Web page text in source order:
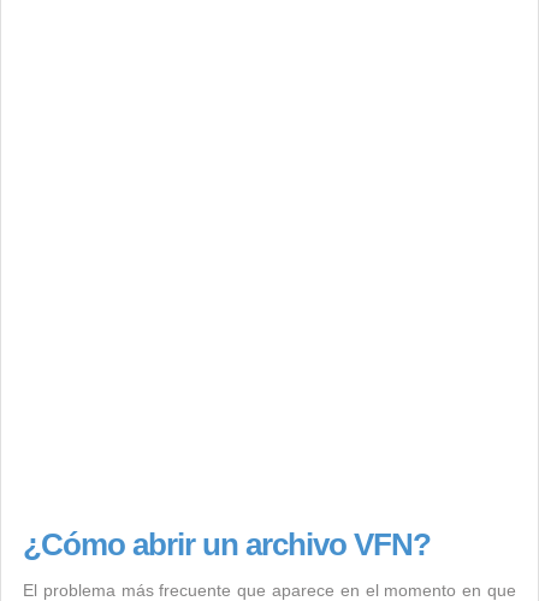
¿Cómo abrir un archivo VFN?
El problema más frecuente que aparece en el momento en que